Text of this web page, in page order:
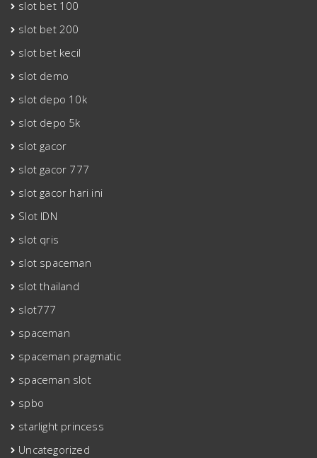
slot bet 100
slot bet 200
slot bet kecil
slot demo
slot depo 10k
slot depo 5k
slot gacor
slot gacor 777
slot gacor hari ini
Slot IDN
slot qris
slot spaceman
slot thailand
slot777
spaceman
spaceman pragmatic
spaceman slot
spbo
starlight princess
Uncategorized